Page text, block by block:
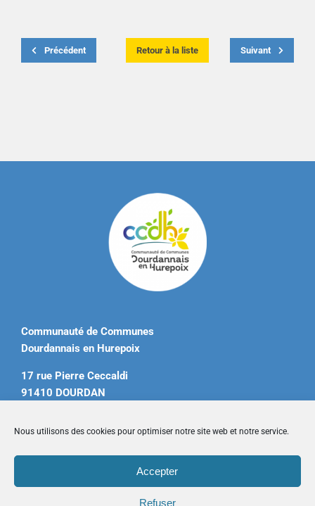
Nous utilisons des cookies pour optimiser notre site web et notre service.
Accepter
Refuser
Précédent Retour à la liste Suivant
Communauté de Communes
Dourdannais en Hurepoix
17 rue Pierre Ceccaldi
91410 DOURDAN
contact@ccdourdannais.com
Accueil|Plan du site|Mentions légales|Contactez-nous